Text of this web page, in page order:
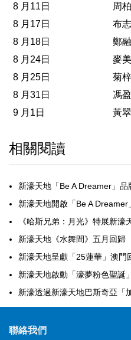
8 月11日
周
8 月17日
布
8 月18日
鄭融
8 月24日
麥
8 月25日
菊
8 月31日
馮
9 月1日
黃
相關閱讀
《哈斯兄弟：月光》特展新濠
新濠天地《水舞間》五月回歸
新濠天地呈獻「25蓮華」澳門
新濠天地啟動「濠夢粉色聖誕
聯絡我們